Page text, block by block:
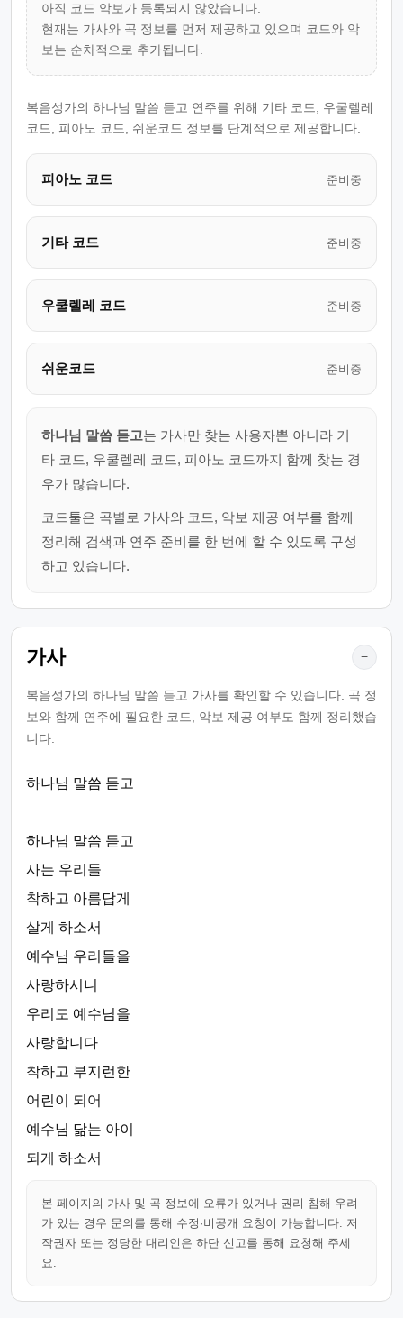
아직 코드 악보가 등록되지 않았습니다.
현재는 가사와 곡 정보를 먼저 제공하고 있으며 코드와 악
보는 순차적으로 추가됩니다.
복음성가의 하나님 말씀 듣고 연주를 위해 기타 코드, 우쿨렐레
코드, 피아노 코드, 쉬운코드 정보를 단계적으로 제공합니다.
피아노 코드 준비중
기타 코드 준비중
우쿨렐레 코드 준비중
쉬운코드 준비중
하나님 말씀 듣고는 가사만 찾는 사용자뿐 아니라 기
타 코드, 우쿨렐레 코드, 피아노 코드까지 함께 찾는 경
우가 많습니다.
코드툴은 곡별로 가사와 코드, 악보 제공 여부를 함께
정리해 검색과 연주 준비를 한 번에 할 수 있도록 구성
하고 있습니다.
가사 −
복음성가의 하나님 말씀 듣고 가사를 확인할 수 있습니다. 곡 정
보와 함께 연주에 필요한 코드, 악보 제공 여부도 함께 정리했습
니다.
하나님 말씀 듣고
하나님 말씀 듣고
사는 우리들
착하고 아름답게
살게 하소서
예수님 우리들을
사랑하시니
우리도 예수님을
사랑합니다
착하고 부지런한
어린이 되어
예수님 닮는 아이
되게 하소서
본 페이지의 가사 및 곡 정보에 오류가 있거나 권리 침해 우려
가 있는 경우 문의를 통해 수정·비공개 요청이 가능합니다. 저
작권자 또는 정당한 대리인은 하단 신고를 통해 요청해 주세
요.